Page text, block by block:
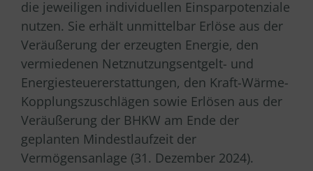
die jeweiligen individuellen Einsparpotenziale
nutzen. Sie erhält unmittelbar Erlöse aus der
Veräußerung der erzeugten Energie, den
vermiedenen Netznutzungsentgelt- und
Energiesteuererstattungen, den Kraft-Wärme-
Kopplungszuschlägen sowie Erlösen aus der
Veräußerung der BHKW am Ende der
geplanten Mindestlaufzeit der
Vermögensanlage (31. Dezember 2024).